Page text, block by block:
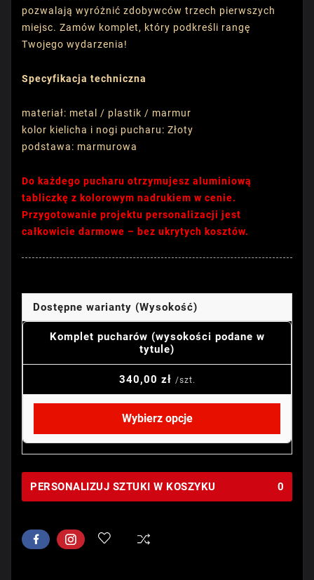
pozwalają wyróżnić zdobywców trzech pierwszych
miejsc. Zamów komplet, który podkreśli rangę
Twojego wydarzenia!
Specyfikacja techniczna
materiał: metal / plastik / marmur
kolor kielicha i nogi pucharu: Złoty
podstawa: marmurowa
Do każdego pucharu otrzymujesz aluminiową
tabliczkę z kolorowym nadrukiem w cenie.
Przygotowanie projektu personalizacji jest
całkowicie darmowe – bez ukrytych kosztów.
Dostępne warianty (Wysokość)
Komplet pucharów (wysokości podane w
tytule)
340,00 zł /szt.
Wybierz opcje
PERSONALIZUJ SZTUKI W KOSZYKU 0